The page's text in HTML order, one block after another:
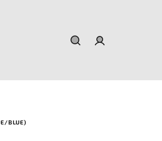
BLUE)